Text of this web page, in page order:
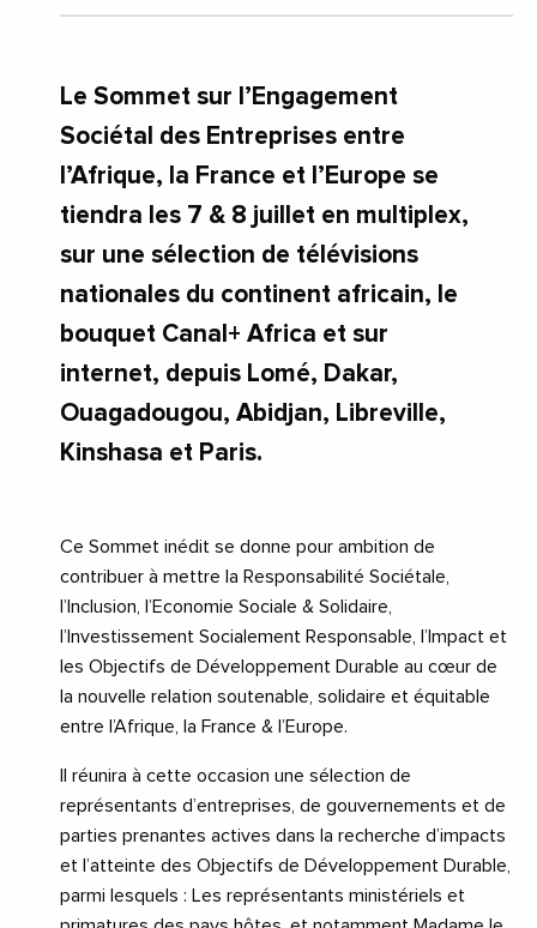
Le Sommet sur l’Engagement
Sociétal des Entreprises entre
l’Afrique, la France et l’Europe se
tiendra les 7 & 8 juillet en multiplex,
sur une sélection de télévisions
nationales du continent africain, le
bouquet Canal+ Africa et sur
internet, depuis Lomé, Dakar,
Ouagadougou, Abidjan, Libreville,
Kinshasa et Paris.
Ce Sommet inédit se donne pour ambition de
contribuer à mettre la Responsabilité Sociétale,
l’Inclusion, l’Economie Sociale & Solidaire,
l’Investissement Socialement Responsable, l’Impact et
les Objectifs de Développement Durable au cœur de
la nouvelle relation soutenable, solidaire et équitable
entre l’Afrique, la France & l’Europe.
Il réunira à cette occasion une sélection de
représentants d’entreprises, de gouvernements et de
parties prenantes actives dans la recherche d’impacts
et l’atteinte des Objectifs de Développement Durable,
parmi lesquels : Les représentants ministériels et